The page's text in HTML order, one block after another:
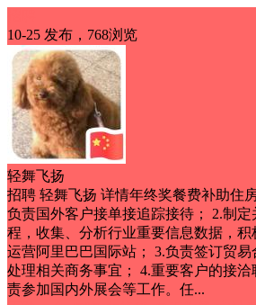
10-25 发布，768浏览
轻舞飞扬
招聘 轻舞飞扬 详情年终奖餐费补助住
负责国外客户接单接追踪接待； 2.制
程，收集、分析行业重要信息数据，
运营阿里巴巴国际站； 3.负责签订贸易
处理相关商务事宜； 4.重要客户的接洽
责参加国内外展会等工作。任...